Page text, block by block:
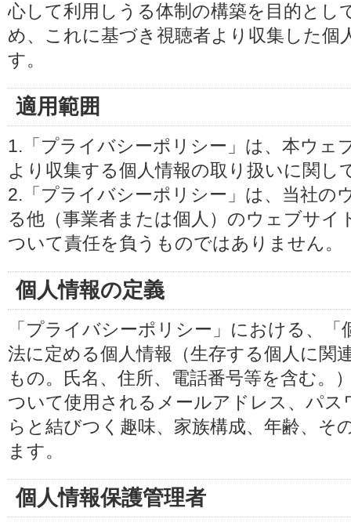
心して利用しうる体制の構築を目的とし
め、これに基づき視聴者より収集した個
す。
適用範囲
1.「プライバシーポリシー」は、本ウェ
より収集する個人情報の取り扱いに関し
2.「プライバシーポリシー」は、当社の
る他（事業者または個人）のウェブサイ
ついて責任を負うものではありません。
個人情報の定義
「プライバシーポリシー」における、
法に定める個人情報（生存する個人に関
もの。氏名、住所、電話番号等を含む。
ついて使用されるメールアドレス、パ
らと結びつく趣味、家族構成、年齢、そ
ます。
個人情報保護管理者